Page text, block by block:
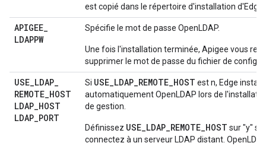
est copié dans le répertoire d'installation d'Edge.
APIGEE_
LDAPPW
Spécifie le mot de passe OpenLDAP.
Une fois l'installation terminée, Apigee vous
supprimer le mot de passe du fichier de
USE_LDAP_
REMOTE_HOST
LDAP_HOST
LDAP_PORT
Si USE_LDAP_REMOTE_HOST est n, Edge installe
automatiquement OpenLDAP lors de
de gestion.
Définissez USE_LDAP_REMOTE_HOST sur "y" si
connectez à un serveur LDAP distant.